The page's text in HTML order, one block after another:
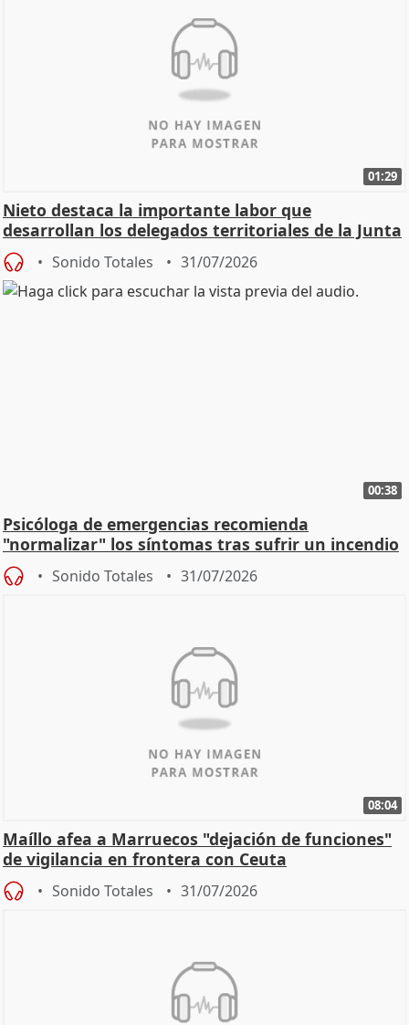
01:29
Nieto destaca la importante labor que
desarrollan los delegados territoriales de la Junta
Sonido Totales 31/07/2026
00:38
Psicóloga de emergencias recomienda
"normalizar" los síntomas tras sufrir un incendio
Sonido Totales 31/07/2026
08:04
Maíllo afea a Marruecos "dejación de funciones"
de vigilancia en frontera con Ceuta
Sonido Totales 31/07/2026